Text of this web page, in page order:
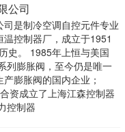
公司
是制冷空调自控元件专业
控制器厂，成立于1951
史。 1985年上恒与美国
列膨胀阀，至今仍是唯一
膨胀阀的国内企业；
资成立了上海江森控制器
控制器